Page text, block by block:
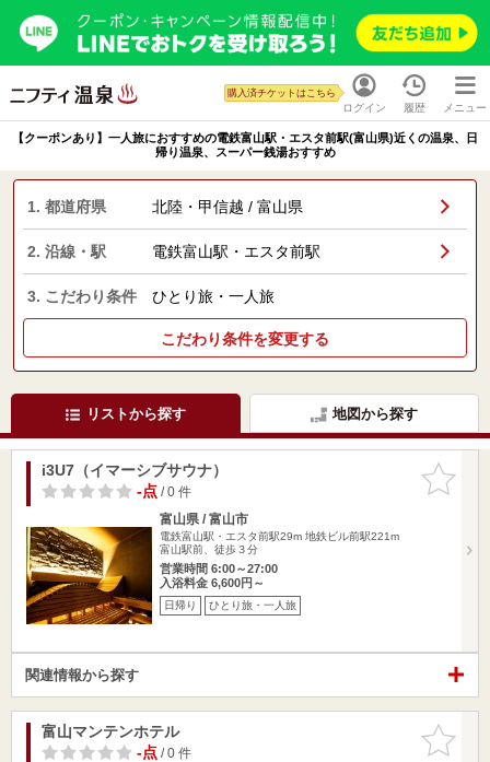
ログイン
購入済チケットはこちら
履歴 メニュー
【クーポンあり】一人旅におすすめの電鉄富山駅・エスタ前駅(富山県)近くの温泉、日
帰り温泉、スーパー銭湯おすすめ
1. 都道府県 北陸・甲信越 / 富山県
2. 沿線・駅 電鉄富山駅・エスタ前駅
3. こだわり条件 ひとり旅・一人旅
こだわり条件を変更する
リストから探す 地図から探す
お気に入
りに追加
i3U7（イマーシブサウナ）
-点/ 0 件
富山県 / 富山市
電鉄富山駅・エスタ前駅29m 地鉄ビル前駅221m
富山駅前、徒歩３分
営業時間 6:00～27:00
入浴料金 6,600円～
日帰り ひとり旅・一人旅
関連情報から探す
お気に入
りに追加
富山マンテンホテル
-点/ 0 件